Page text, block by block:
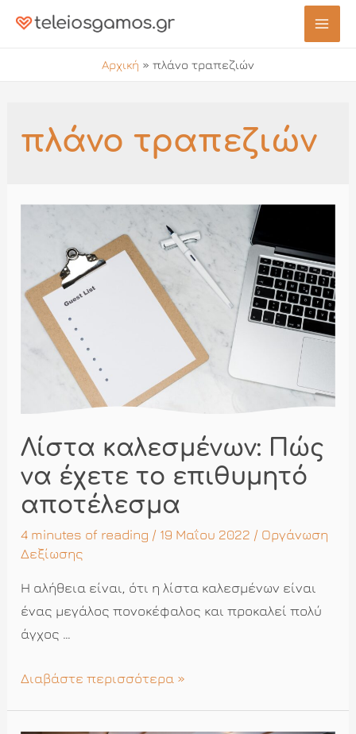
Μετάβαση
στο
Αρχική » πλάνο τραπεζιών
πλάνο τραπεζιών
Λίστα καλεσμένων: Πώς
να έχετε το επιθυμητό
αποτέλεσμα
4 minutes of reading / 19 Μαΐου 2022 / Οργάνωση
Δεξίωσης
Η αλήθεια είναι, ότι η λίστα καλεσμένων είναι
ένας μεγάλος πονοκέφαλος και προκαλεί πολύ
άγχος …
Λίστα
Διαβάστε περισσότερα »